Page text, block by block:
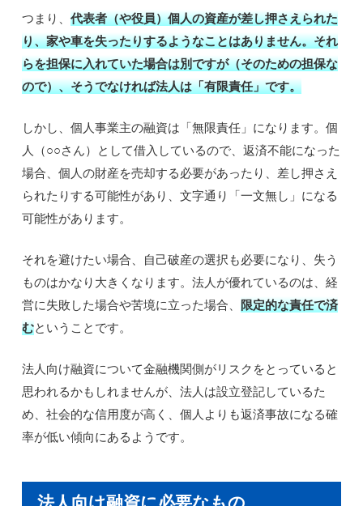
つまり、代表者（や役員）個人の資産が差し押さえられた
り、家や車を失ったりするようなことはありません。それ
らを担保に入れていた場合は別ですが（そのための担保な
ので）、そうでなければ法人は「有限責任」です。
しかし、個人事業主の融資は「無限責任」になります。個
人（○○さん）として借入しているので、返済不能になった
場合、個人の財産を売却する必要があったり、差し押さえ
られたりする可能性があり、文字通り「一文無し」になる
可能性があります。
それを避けたい場合、自己破産の選択も必要になり、失う
ものはかなり大きくなります。法人が優れているのは、経
営に失敗した場合や苦境に立った場合、限定的な責任で済
むということです。
法人向け融資について金融機関側がリスクをとっていると
思われるかもしれませんが、法人は設立登記しているた
め、社会的な信用度が高く、個人よりも返済事故になる確
率が低い傾向にあるようです。